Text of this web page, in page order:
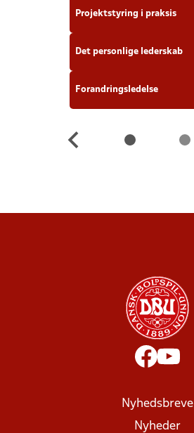
Projektstyring i praksis
Det personlige lederskab
Forandringsledelse
Nyhedsbreve
Nyheder